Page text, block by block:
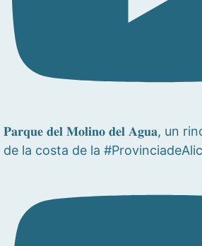
𝐏𝐚𝐫𝐪𝐮𝐞 𝐝𝐞𝐥 𝐌𝐨𝐥𝐢𝐧𝐨 𝐝𝐞𝐥 𝐀𝐠𝐮𝐚, un
de la costa de la